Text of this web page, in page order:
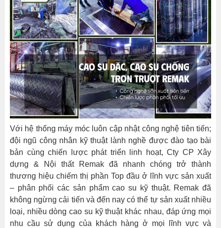
Với hệ thống máy móc luôn cập nhật công nghệ tiên tiến;
đội ngũ công nhân kỹ thuật lành nghề được đào tạo bài
bản cùng chiến lược phát triển linh hoạt, Cty CP Xây
dựng & Nội thất Remak đã nhanh chóng trở thành
thương hiệu chiếm thị phần Top đầu ở lĩnh vực sản xuất
– phân phối các sản phẩm cao su kỹ thuật. Remak đã
không ngừng cải tiến và đến nay có thể tự sản xuất nhiều
loại, nhiều dòng cao su kỹ thuật khác nhau, đáp ứng mọi
nhu cầu sử dụng của khách hàng ở mọi lĩnh vực và